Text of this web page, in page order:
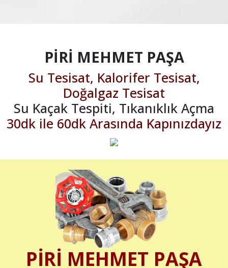
PİRİ MEHMET PAŞA
Su Tesisat, Kalorifer Tesisat,
Doğalgaz Tesisat
Su Kaçak Tespiti, Tıkanıklık Açma
30dk ile 60dk Arasında Kapınızdayız
PİRİ MEHMET PAŞA